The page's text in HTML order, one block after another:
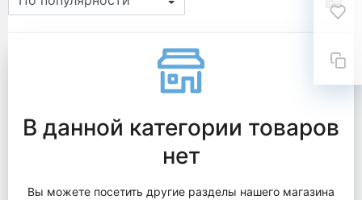
В данной категории товаров
нет
Вы можете посетить другие разделы нашего магазина